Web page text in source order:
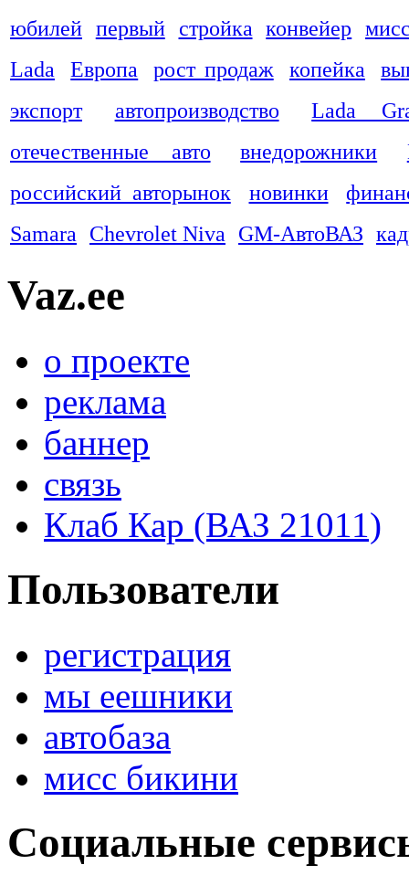
юбилей первый стройка конвейер
Lada
Европа рост продаж копейка
экспорт
автопроизводство
Lada
отечественные авто
внедорожники
российский авторынок
новинки
Samara
Chevrolet Niva GM-АвтоВАЗ
Vaz.ee
о проекте
реклама
баннер
связь
Клаб Кар (ВАЗ 21011)
Пользователи
регистрация
мы еешники
автобаза
мисс бикини
Социальные